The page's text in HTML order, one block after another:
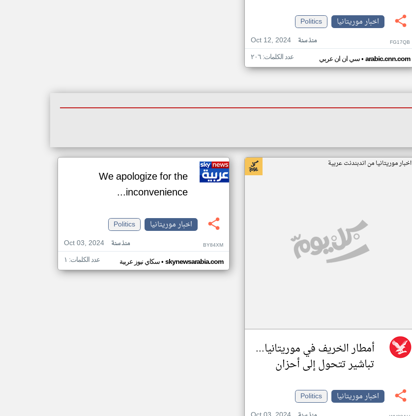
اخبار موريتانيا
Politics
Oct 12, 2024
منذ سنة FG17QB
سي ان ان عربي• arabic.cnn.com عدد الكلمات: ٢٠٦
اخبار موريتانيا من اندبندنت عربية
أمطار الخريف في موريتانيا...
تباشير تتحول إلى أحزان
اخبار موريتانيا
Politics
We apologize for the
inconvenience...
اخبار موريتانيا
Politics
Oct 03, 2024
منذ سنة BY84XM
سكاي نيوز عربية• skynewsarabia.com عدد الكلمات: ١